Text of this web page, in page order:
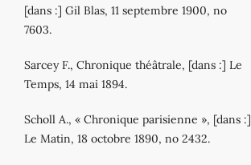
[dans :] Gil Blas, 11 septembre 1900, no
7603.
Sarcey F., Chronique théâtrale, [dans :] Le
Temps, 14 mai 1894.
Scholl A., « Chronique parisienne », [dans :]
Le Matin, 18 octobre 1890, no 2432.